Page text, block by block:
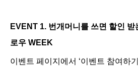
EVENT 1. 번개머니를 쓰면 할인
로우 WEEK
이벤트 페이지에서 ‘이벤트 참여하